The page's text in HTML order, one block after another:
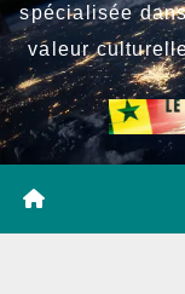
spécialisée
valeur